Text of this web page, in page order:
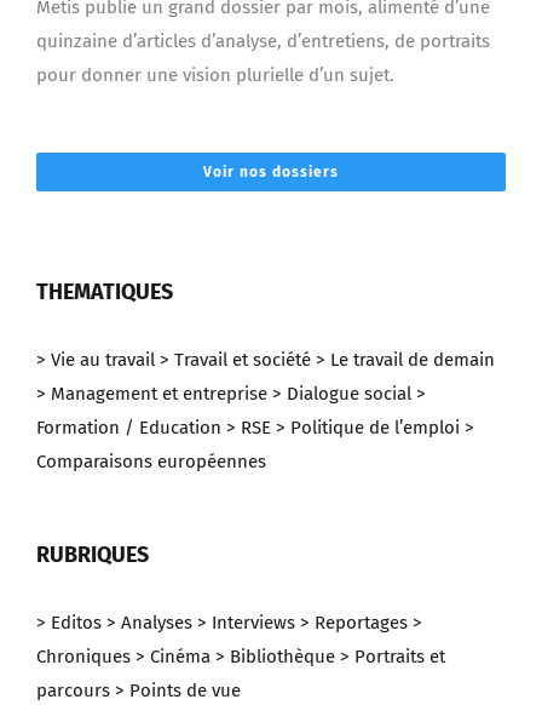
Metis publie un grand dossier par mois, alimenté d’une
quinzaine d’articles d’analyse, d’entretiens, de portraits
pour donner une vision plurielle d’un sujet.
Voir nos dossiers
THEMATIQUES
> Vie au travail > Travail et société > Le travail de demain
> Management et entreprise > Dialogue social >
Formation / Education > RSE > Politique de l’emploi >
Comparaisons européennes
RUBRIQUES
> Editos > Analyses > Interviews > Reportages >
Chroniques > Cinéma > Bibliothèque > Portraits et
parcours > Points de vue